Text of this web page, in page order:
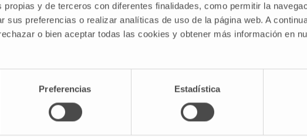
propias y de terceros con diferentes finalidades, como permitir la
sus preferencias o realizar analíticas de uso de la página web. A
o bien aceptar todas las cookies y obtener más información en
Preferencias Estadística
atlas considerado de forma aislada. Atlantoaxial implica siempre
de Medicina de EE. UU.).
general).Trastornos de la unión craneocervical
Anatomy, Head and Neck: Atlantoaxial Joint
(Scielo Chile).
Inconsistencias de la Terminologia